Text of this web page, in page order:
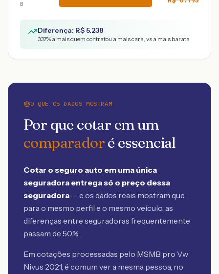
B
Diferença: R$5.238
337% a mais quem contratou a mais cara, vs a mais barata
O QUE OS DADOS MOSTRAM
Por que cotar em um
comparadoré essencial
Cotar o seguro auto em uma única
seguradora entrega só o preço dessa
seguradora — e os dados reais mostram que,
para o mesmo perfil e o mesmo veículo, as
diferenças entre seguradoras frequentemente
passam de 50%.
Em cotações processadas pelo MSMB pro Vw
Nivus 2021, é comum ver a mesma pessoa, no